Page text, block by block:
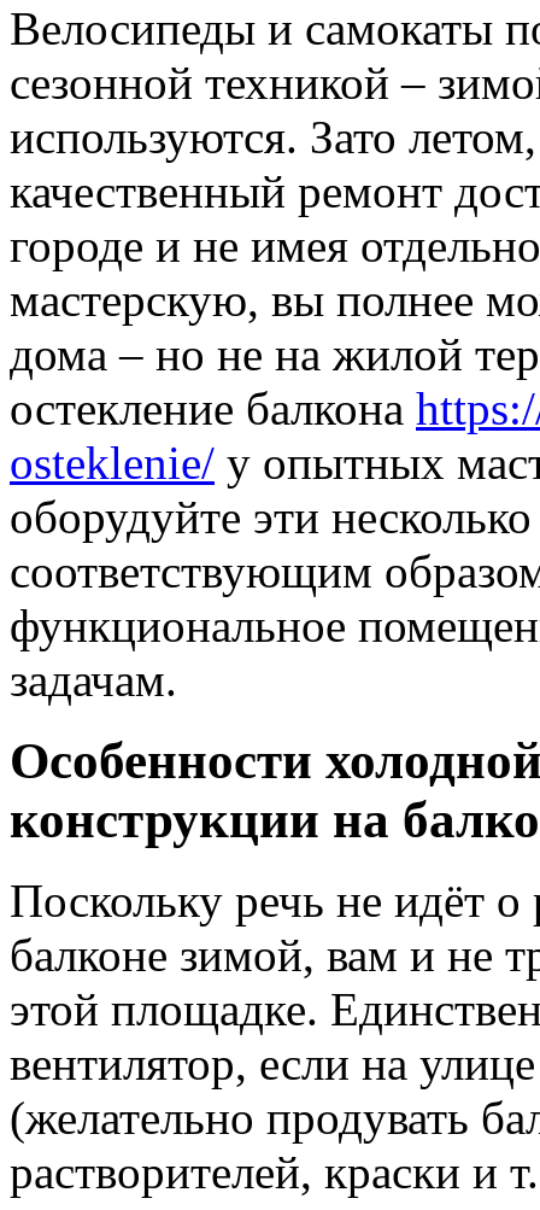
Велосипеды и самокаты
сезонной техникой –
используются. Зато
качественный ремонт
городе и не имея
мастерскую, вы полнее
дома – но не на жилой
остекление балкона
osteklenie/ у опытных
оборудуйте эти
соответствующим
функциональное
задачам.
Особенности
конструкции на
Поскольку речь не идёт
балконе зимой, вам и не
этой площадке.
вентилятор, если на
(желательно продувать
растворителей, краски и